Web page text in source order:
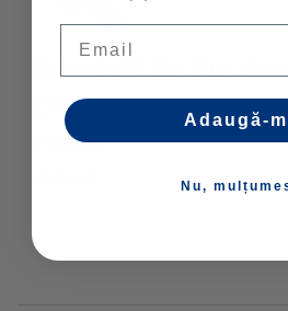
Eibach®* Kit Pro-
pentru roți System
negru
Adaugă-
Nu,